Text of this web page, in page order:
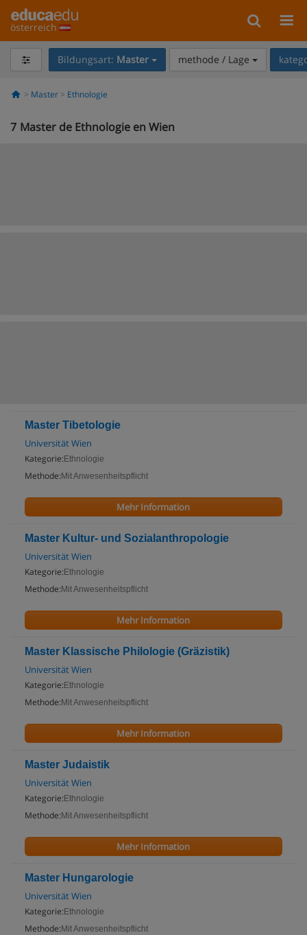
österreich
Bildungsart: Master methode / Lage
Master Ethnologie
7 Master de Ethnologie en Wien
Master Tibetologie
Universität Wien
Kategorie: Ethnologie
Methode: Mit Anwesenheitspflicht
Mehr Information
Master Kultur- und Sozialanthropologie
Universität Wien
Kategorie: Ethnologie
Methode: Mit Anwesenheitspflicht
Mehr Information
Master Klassische Philologie (Gräzistik)
Universität Wien
Kategorie: Ethnologie
Methode: Mit Anwesenheitspflicht
Mehr Information
Master Judaistik
Universität Wien
Kategorie: Ethnologie
Methode: Mit Anwesenheitspflicht
Mehr Information
Master Hungarologie
Universität Wien
Kategorie: Ethnologie
Methode: Mit Anwesenheitspflicht